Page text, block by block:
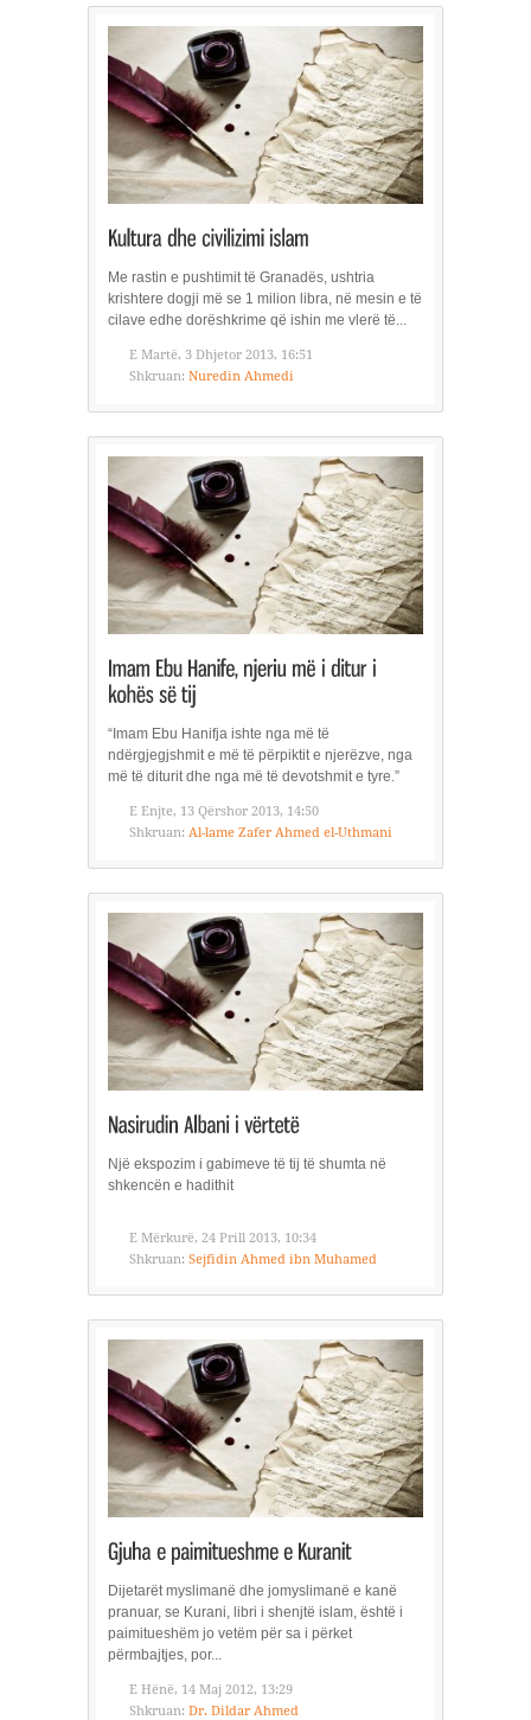
Me rastin e pushtimit të Granadës, ushtria
krishtere dogji më se 1 milion libra, në mesin e të
cilave edhe dorëshkrime që ishin me vlerë të...
E Martë, 3 Dhjetor 2013, 16:51
Shkruan: Nuredin Ahmedi
“Imam Ebu Hanifja ishte nga më të
ndërgjegjshmit e më të përpiktit e njerëzve, nga
më të diturit dhe nga më të devotshmit e tyre.”
E Enjte, 13 Qërshor 2013, 14:50
Shkruan: Al-lame Zafer Ahmed el-Uthmani
Një ekspozim i gabimeve të tij të shumta në
shkencën e hadithit
E Mërkurë, 24 Prill 2013, 10:34
Shkruan: Sejfidin Ahmed ibn Muhamed
Dijetarët myslimanë dhe jomyslimanë e kanë
pranuar, se Kurani, libri i shenjtë islam, është i
paimitueshëm jo vetëm për sa i përket
përmbajtjes, por...
E Hënë, 14 Maj 2012, 13:29
Shkruan: Dr. Dildar Ahmed